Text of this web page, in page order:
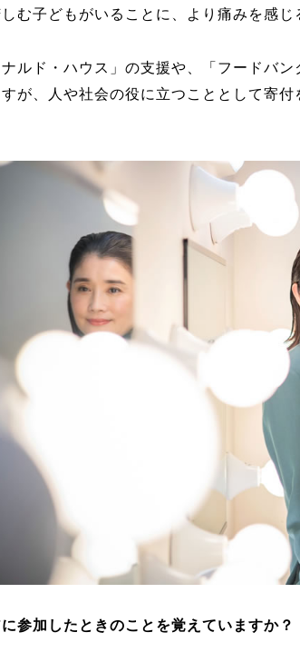
む子どもがいることに、より痛みを感じ
ルド・ハウス」の支援や、「フードバ
が、人や社会の役に立つこととして寄
参加したときのことを覚えていますか？